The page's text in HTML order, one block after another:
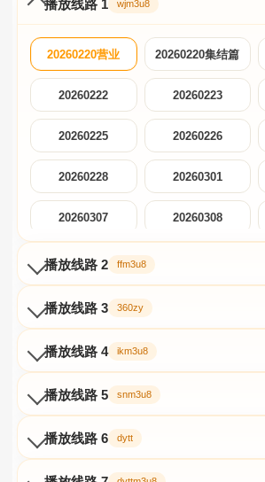
播放线路 1 wjm3u8
20260220营业 20260220集结篇
20260222 20260223
20260225 20260226
20260228 20260301
20260307 20260308
20260313慢生活
企划
20260320日记
20260327
20260403主理人
20260410
播放线路 2 ffm3u8
播放线路 3 360zy
播放线路 4 ikm3u8
播放线路 5 snm3u8
播放线路 6 dytt